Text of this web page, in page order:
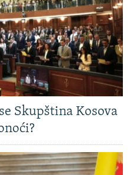
Skupština Kosova